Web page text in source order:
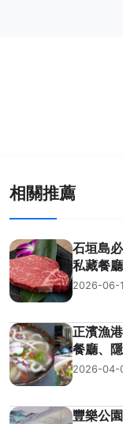
相關推薦
石垣島
私藏餐
2026-06-
正濱漁
餐廳、
2026-04-
豐樂公